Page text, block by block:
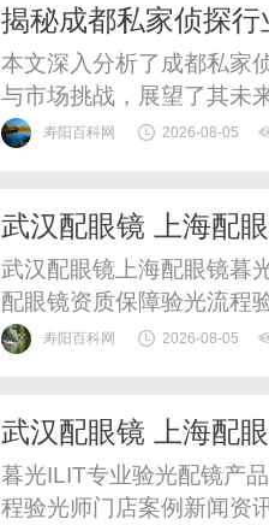
揭秘成都私家侦探
本文深入分析了成都私家
与市场挑战，展望了其未
寿阳百科网 2026-08-05
武汉配眼镜 上海配
武汉配眼镜上海配眼镜暮
配眼镜资质保障验光流程
惠，兼顾高专业度与高性
寿阳百科网 2026-08-05
武汉配眼镜 上海配
暮光ILIT专业验光配镜产
程验光师门店案例新闻资